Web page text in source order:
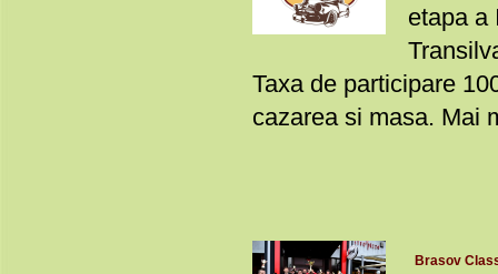
etapa a
Taxa de participare
cazarea si masa. Mai
Brasov